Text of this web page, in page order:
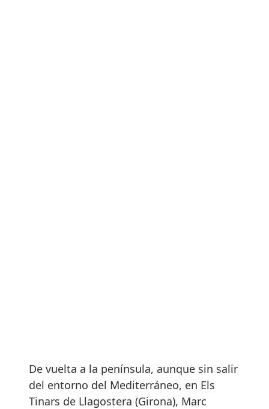
De vuelta a la península, aunque sin salir
del entorno del Mediterráneo, en Els
Tinars de Llagostera (Girona), Marc